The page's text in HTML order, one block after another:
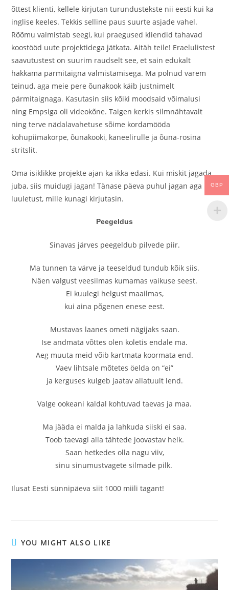
õttest klienti, kellele kirjutan turundustekste nii eesti kui ka
inglise keeles. Tekkis selline paus suurte asjade vahel.
Rõõmu valmistab seegi, kui praegused kliendid tahavad
koostööd uute projektidega jätkata. Aitäh teile! Eraelulistest
saavutustest on suurim raudselt see, et sain edukalt
hakkama pärmitaigna valmistamisega. Ma polnud varem
teinud, aga meie pere õunakook käib justnimelt
pärmitaignaga. Kasutasin siis kõiki moodsaid võimalusi
ning Empsiga oli videokõne. Taigen kerkis silmnähtavalt
ning terve nädalavahetuse sõime kordamööda
kohupiimakorpe, õunakooki, kaneelirulle ja õuna-rosina
stritslit.
Oma isiklikke projekte ajan ka ikka edasi. Kui miskit jagada
juba, siis muidugi jagan! Tänase päeva puhul jagan aga üht
luuletust, mille kunagi kirjutasin.
Peegeldus
Sinavas järves peegeldub pilvede piir.
Ma tunnen ta värve ja teeseldud tundub kõik siis.
Näen valgust veesilmas kumamas vaikuse seest.
Ei kuulegi helgust maailmas,
kui aina põgenen enese eest.
Mustavas laanes ometi nägijaks saan.
Ise andmata võttes olen koletis endale ma.
Aeg muuta meid võib kartmata koormata end.
Vaev lihtsale mõtetes öelda on “ei”
ja kerguses kulgeb jaatav allatuult lend.
Valge ookeani kaldal kohtuvad taevas ja maa.
Ma jääda ei malda ja lahkuda siiski ei saa.
Toob taevagi alla tähtede joovastav helk.
Saan hetkedes olla nagu viiv,
sinu sinumustvagete silmade pilk.
Ilusat Eesti sünnipäeva siit 1000 miili tagant!
YOU MIGHT ALSO LIKE
GBP